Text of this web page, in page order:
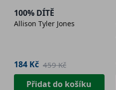
100% DÍTĚ
Allison Tyler Jones
184 Kč 459 Kč
Přidat do košíku